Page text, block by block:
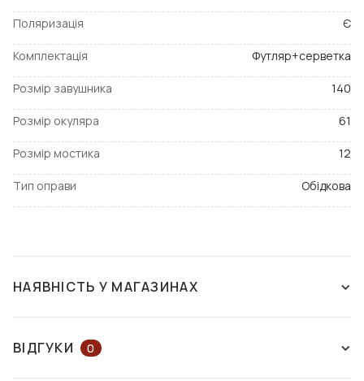
Поляризація Є
Комплектація Футляр+серветка
Розмір завушника 140
Розмір окуляра 61
Розмір мостика 12
Тип оправи Обідкова
НАЯВНІСТЬ У МАГАЗИНАХ
ВІДГУКИ 0